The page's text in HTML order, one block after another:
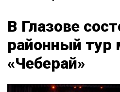
В Глазове
районный тур
«Чеберай»